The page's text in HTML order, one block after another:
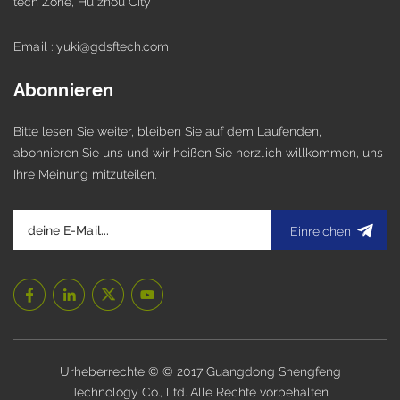
Email : yuki@gdsftech.com
Abonnieren
Bitte lesen Sie weiter, bleiben Sie auf dem Laufenden,
abonnieren Sie uns und wir heißen Sie herzlich willkommen, uns
Ihre Meinung mitzuteilen.
Einreichen
Urheberrechte © © 2017 Guangdong Shengfeng
Technology Co., Ltd. Alle Rechte vorbehalten